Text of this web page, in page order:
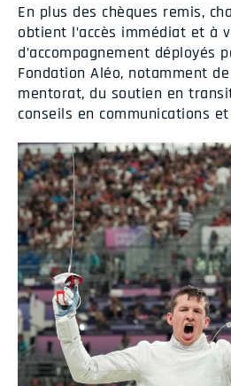
En plus des chèques remis,
obtient l’accès immédiat et à
d’accompagnement déployés
Fondation Aléo, notamment
mentorat, du soutien en
conseils en communications